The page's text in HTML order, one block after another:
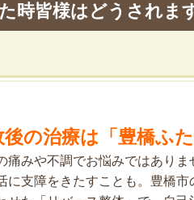
時皆様はどうされま
の治療は「豊橋ふ
痛みや不調でお悩みではあり
に支障をきたすことも。豊橋